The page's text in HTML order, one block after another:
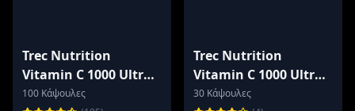
Trec Nutrition
Vitamin C 1000 Ultra
Bioflav
100 Κάψουλες
Trec Nutrition
Vitamin C 1000 Ultra
Bioflav
30 Κάψουλες